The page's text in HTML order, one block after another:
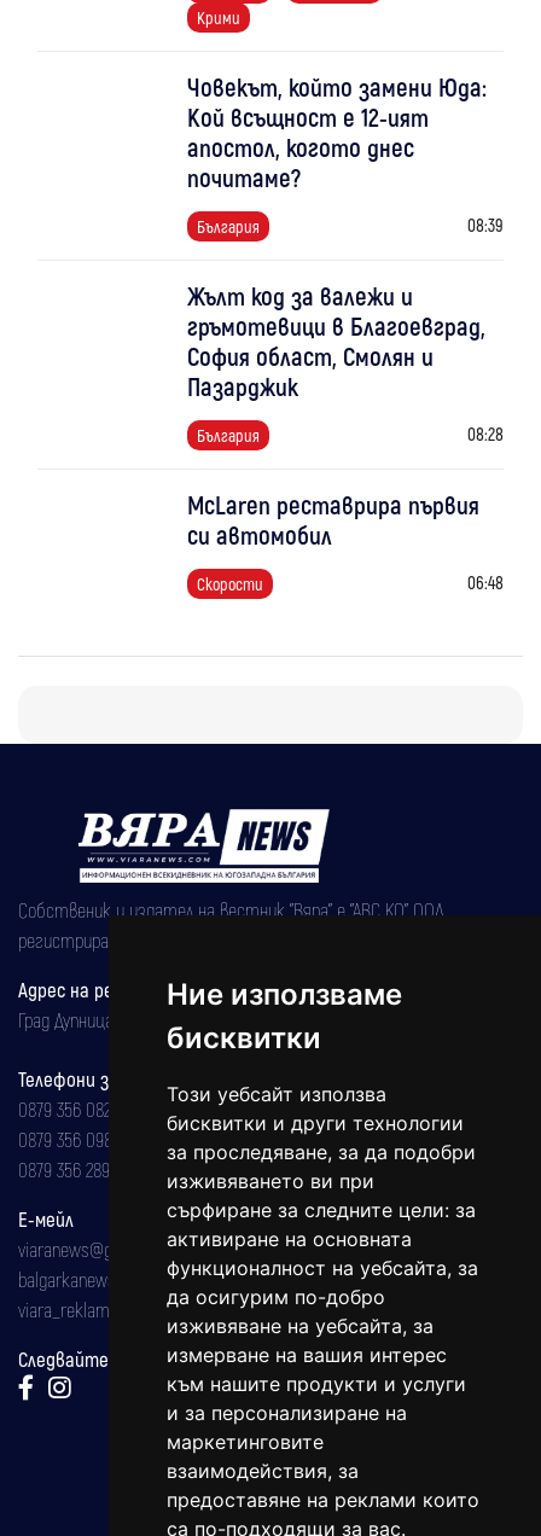
Ние използваме
бисквитки
Този уебсайт използва
бисквитки и други технологии
за проследяване, за да подобри
изживяването ви при
сърфиране за следните цели: за
активиране на основната
функционалност на уебсайта, за
да осигурим по-добро
изживяване на уебсайта, за
измерване на вашия интерес
към нашите продукти и услуги
и за персонализиране на
маркетинговите
взаимодействия, за
предоставяне на реклами които
са по-подходящи за вас.
Крими
Човекът, който замени Юда:
Кой всъщност е 12-ият
апостол, когото днес
почитаме?
България 08:39
Жълт код за валежи и
гръмотевици в Благоевград,
София област, Смолян и
Пазарджик
България 08:28
McLaren реставрира първия
си автомобил
Скорости 06:48
Собственик и издател на вестник "Вяра" е "АВС КО" ООД,
регистрирана на 08.05.2002 година.
Адрес на редакцията
Град Дупница, ул.''Христо Ботев" 43
Телефони за реклама и абонаменти
0879 356 082
0879 356 098
0879 356 289
Е-мейл
viaranews@gmail.com
balgarkanews@gmail.com
viara_reklama@mail.bg
Следвайте ни: